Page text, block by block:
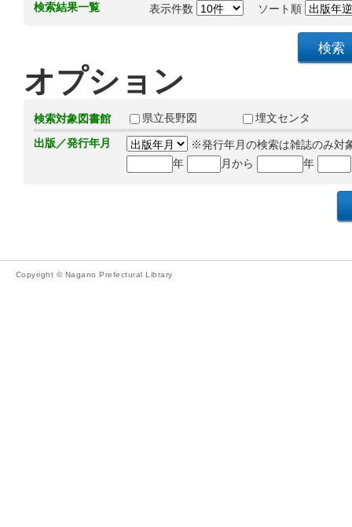
検索結果一覧 表示件数 ソート順
オプション
検索対象図書館 県立長野図
埋文センタ
出版／発行年月
※発行年月の検索は雑誌のみ対
年
月から 年
Copyright © Nagano Prefectural Library